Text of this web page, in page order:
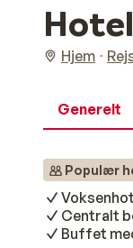
Hjem
Generelt
Populær
Centralt
Buffet